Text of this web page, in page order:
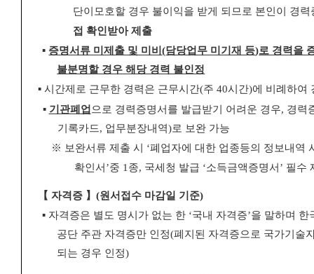
단이 모호할 경우 불이익을 받게 되므로 본인이 경
접 확인받아 제출
▪ 증명서류 미제출 및 미비(담당업무 미기재 등)로 경력을
불분명할 경우 해당 경력 불인정
▪시간제로 근무한 경력은 근무시간(주40시간)에 비례하여
▪ 기관폐업 으로 경력증명서를 발급받기 어려운 경우, 경력
기록카드, 업무분장내역)로 보완 가능
※ 보완서류 제출 시 ‘폐업자에 대한 업종등의 정보내역
확인서 ’중 1 종, 국세청 발급 ‘소득금액증명서 ’ 필수
【자격증 】(원서접수 마감일 기준)
▪ 자격증은 별도 명시가 없는 한 ‘국내 자격증’을 말하며 한
공단 주관 자격증만 인정(폐지된 자격증으로 국가기술
되는 경우 인정)